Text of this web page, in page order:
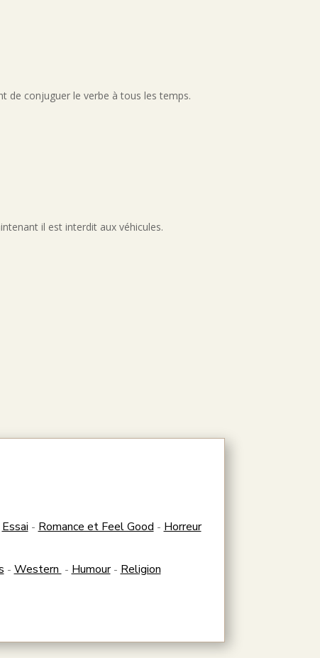
de conjuguer le verbe à tous les temps.
il est interdit aux véhicules.
Essai - Romance et Feel Good - Horreur
- Western - Humour- Religion